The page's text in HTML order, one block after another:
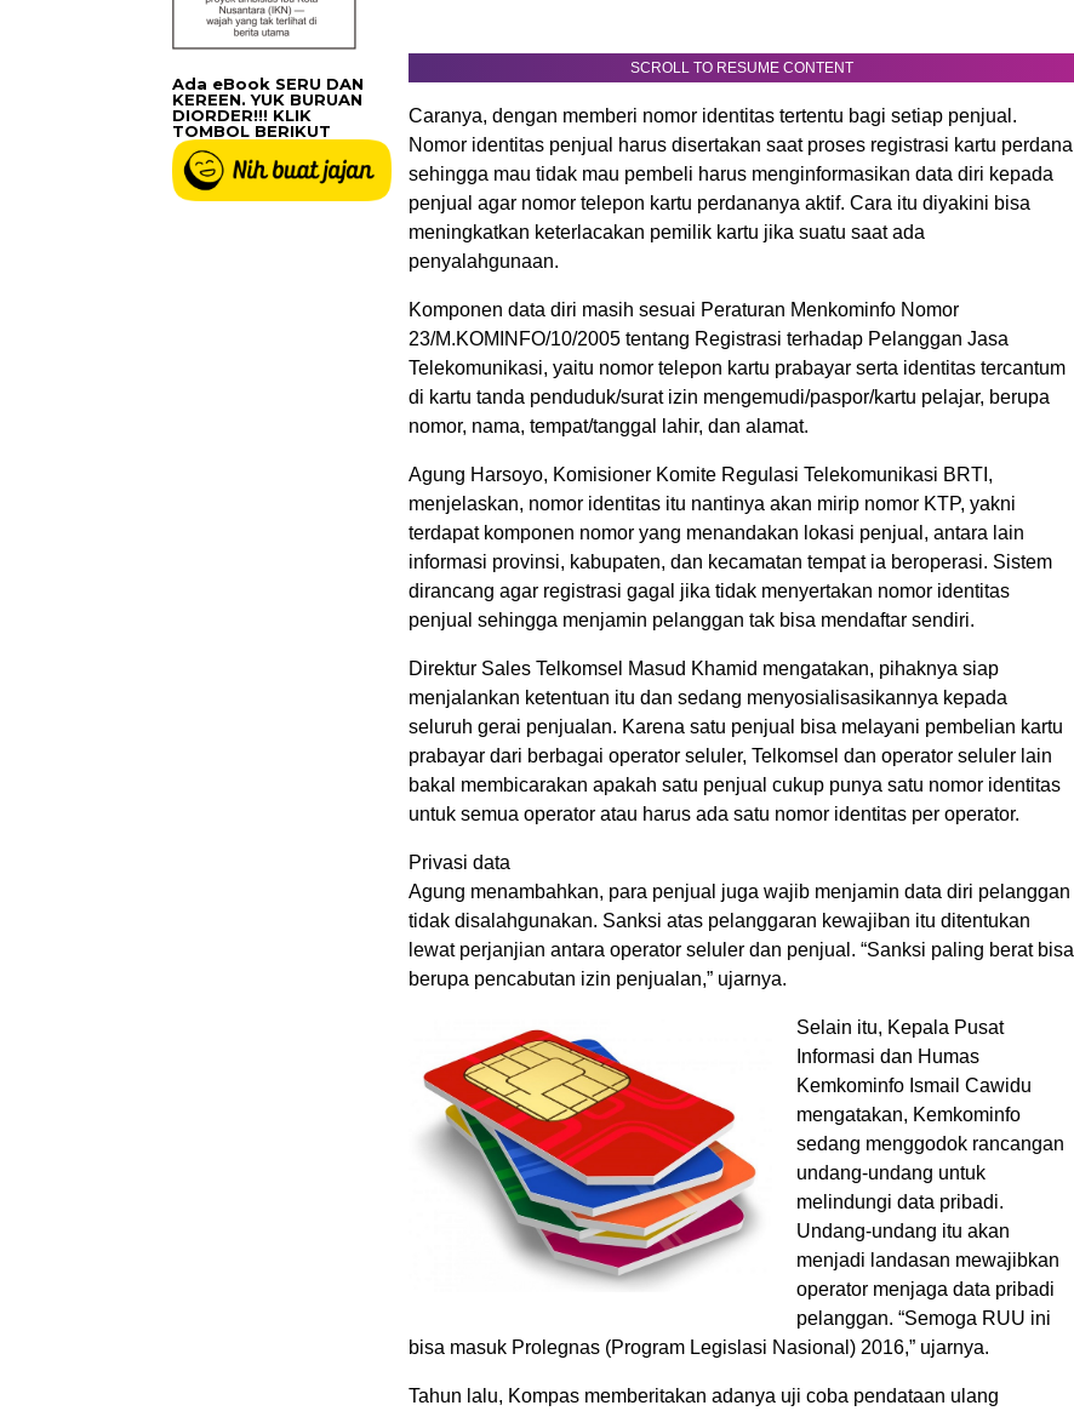
SCROLL TO RESUME CONTENT
Caranya, dengan memberi nomor identitas tertentu bagi setiap penjual.
Nomor identitas penjual harus disertakan saat proses registrasi kartu perdana
sehingga mau tidak mau pembeli harus menginformasikan data diri kepada
penjual agar nomor telepon kartu perdananya aktif. Cara itu diyakini bisa
meningkatkan keterlacakan pemilik kartu jika suatu saat ada
penyalahgunaan.
Komponen data diri masih sesuai Peraturan Menkominfo Nomor
23/M.KOMINFO/10/2005 tentang Registrasi terhadap Pelanggan Jasa
Telekomunikasi, yaitu nomor telepon kartu prabayar serta identitas tercantum
di kartu tanda penduduk/surat izin mengemudi/paspor/kartu pelajar, berupa
nomor, nama, tempat/tanggal lahir, dan alamat.
Agung Harsoyo, Komisioner Komite Regulasi Telekomunikasi BRTI,
menjelaskan, nomor identitas itu nantinya akan mirip nomor KTP, yakni
terdapat komponen nomor yang menandakan lokasi penjual, antara lain
informasi provinsi, kabupaten, dan kecamatan tempat ia beroperasi. Sistem
dirancang agar registrasi gagal jika tidak menyertakan nomor identitas
penjual sehingga menjamin pelanggan tak bisa mendaftar sendiri.
Direktur Sales Telkomsel Masud Khamid mengatakan, pihaknya siap
menjalankan ketentuan itu dan sedang menyosialisasikannya kepada
seluruh gerai penjualan. Karena satu penjual bisa melayani pembelian kartu
prabayar dari berbagai operator seluler, Telkomsel dan operator seluler lain
bakal membicarakan apakah satu penjual cukup punya satu nomor identitas
untuk semua operator atau harus ada satu nomor identitas per operator.
Privasi data
Agung menambahkan, para penjual juga wajib menjamin data diri pelanggan
tidak disalahgunakan. Sanksi atas pelanggaran kewajiban itu ditentukan
lewat perjanjian antara operator seluler dan penjual. “Sanksi paling berat bisa
berupa pencabutan izin penjualan,” ujarnya.
Selain itu, Kepala Pusat
Informasi dan Humas
Kemkominfo Ismail Cawidu
mengatakan, Kemkominfo
sedang menggodok rancangan
undang-undang untuk
melindungi data pribadi.
Undang-undang itu akan
menjadi landasan mewajibkan
operator menjaga data pribadi
pelanggan. “Semoga RUU ini
bisa masuk Prolegnas (Program Legislasi Nasional) 2016,” ujarnya.
Tahun lalu, Kompas memberitakan adanya uji coba pendataan ulang
Ada eBook SERU DAN
KEREEN. YUK BURUAN
DIORDER!!! KLIK
TOMBOL BERIKUT